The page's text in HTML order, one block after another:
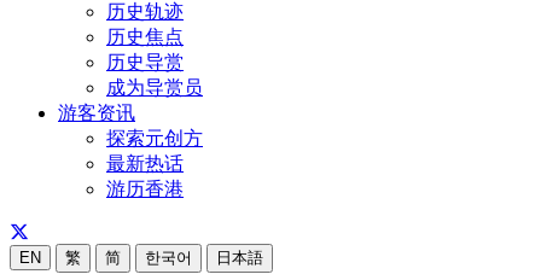
历史轨迹
历史焦点
历史导赏
成为导赏员
游客资讯
探索元创方
最新热话
游历香港
EN 繁 简 한국어 日本語